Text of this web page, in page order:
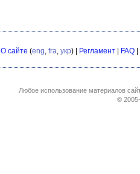
О сайте (eng, fra, укр) | Регламент FAQ
Любое использование материалов
©